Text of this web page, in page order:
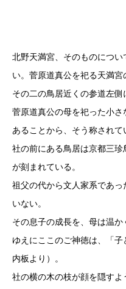
北野天満宮、そのものにつ
い。菅原道真公を祀る天満宮
その二の鳥居近くの参道左側
菅原道真公の母を祀った小
あることから、そう称されて
社の前にある鳥居は京都三
が刻まれている。
祖父の代から文人家系であ
いない。
その息子の成長を、母は温か
ゆえにここのご神徳は、「
内板より）。
社の横の木の枝が顔を隠す